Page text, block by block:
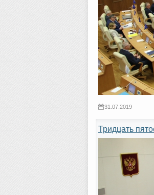
31.07.2019
Тридцать